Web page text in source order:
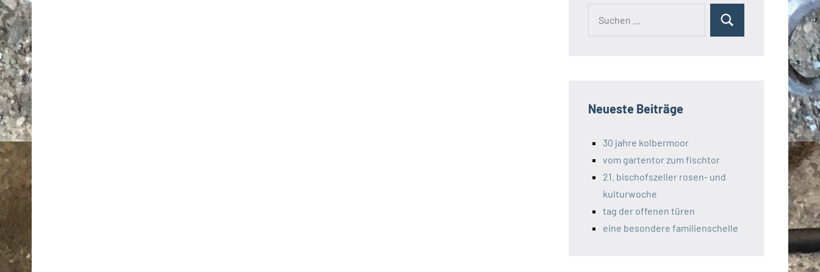
Suchen
Neueste Beiträge
30 jahre kolbermoor
vom gartentor zum fischtor
21. bischofszeller rosen- und
kulturwoche
tag der offenen türen
eine besondere familienschelle